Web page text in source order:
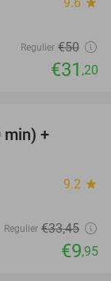
Regulier €50
€31 ,20
min) +
9.2 star
Regulier €33,45
€9,95